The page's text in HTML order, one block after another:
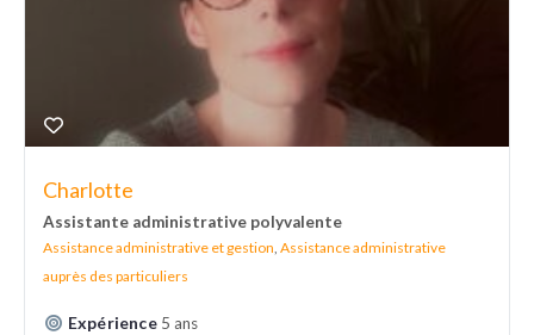
Charlotte
Assistante administrative polyvalente
Assistance administrative et gestion, Assistance administrative
auprès des particuliers
Expérience 5 ans